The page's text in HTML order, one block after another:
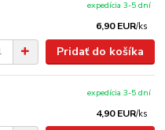
6,90 EUR/ks
expedícia 3-5 dní
Pridať do košíka
4,90 EUR/ks
expedícia 3-5 dní